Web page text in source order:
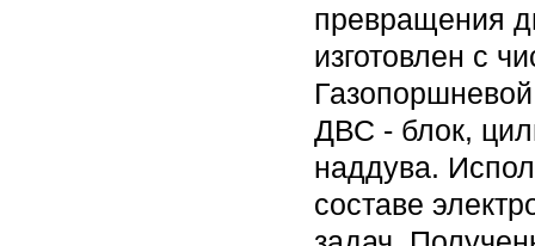
превращения
изготовлен с
ДВС - блок,
наддува.
составе